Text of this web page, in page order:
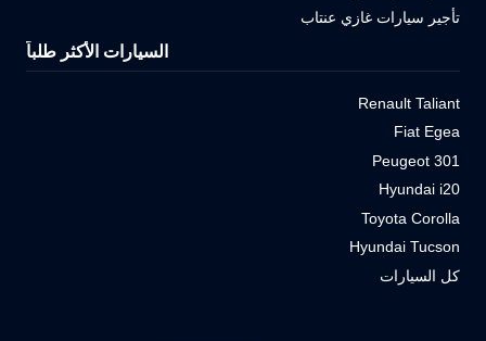
تأجير سيارات غازي عنتاب
السيارات الأكثر طلباً
Renault Taliant
Fiat Egea
Peugeot 301
Hyundai i20
Toyota Corolla
Hyundai Tucson
كل السيارات